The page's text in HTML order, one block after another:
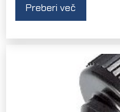
Preberi več